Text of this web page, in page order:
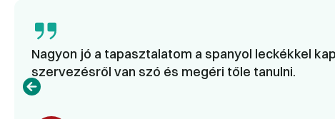
Nagyon jó a tapasztalatom a spanyol leckékkel
szervezésről van szó és megéri tőle tanulni.